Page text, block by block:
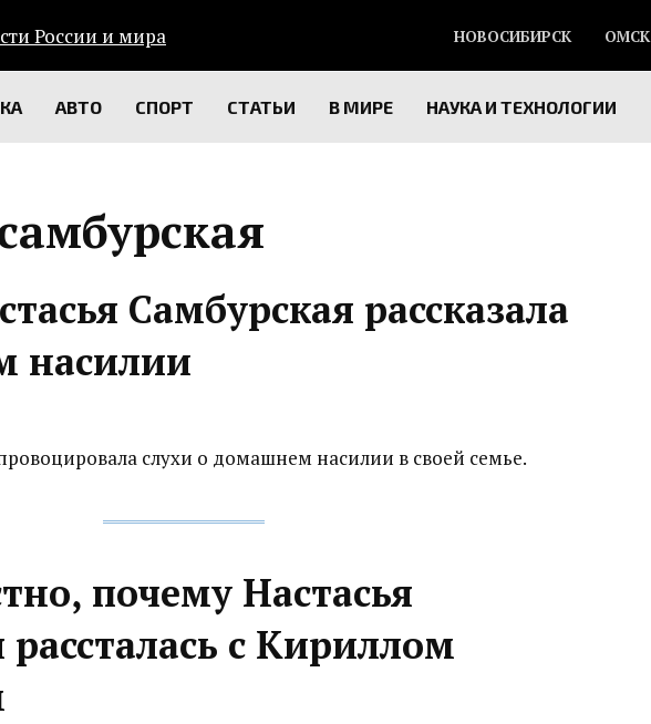
НОВОСИБИРСК ОМСК
АВТО СПОРТ СТАТЬИ В МИРЕ НАУКА И ТЕХНОЛОГИИ
Самбурская рассказала
насилии
слухи о домашнем насилии в своей семье.
почему Настасья
с Кириллом